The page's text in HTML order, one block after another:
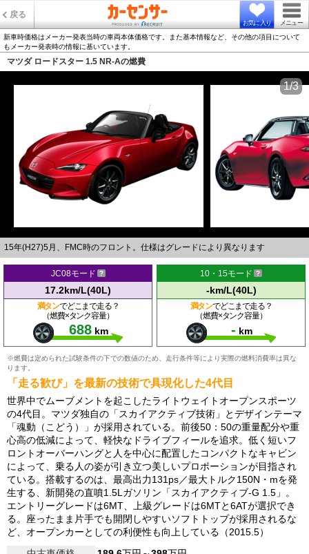
戻る
お気に入り メニュー
新車時価格はメーカー発表当時の車両本体価格です。また基本情報など、その他の項目について
もメーカー発表時の情報に基いています。
マツダ ロードスター 1.5 NR-Aの燃費
15年(H27)5月、FMC時のフロント。仕様はグレードにより異なります
1/3
JC08モード
17.2km/L(40L)
満タンでどこまで走る？
（燃費×タンク容量）
688 km
10・15モード
-km/L(40L)
満タンでどこまで走る？
（燃費×タンク容量）
- km
※燃費は定められた試験条件の下での数値のため、走行条件等により実際の燃料消費率は異な
ります。
「走る歓び」を最新の技術で具現化した4代目
世界中でムーブメントを起こしたライトウェイトオープンスポーツ
の4代目。マツダ独自の「スカイアクティブ技術」とデザインテーマ
「魂動（こどう）」が採用されている。前後50：50の重量配分や重
心高の低減によって、軽快なドライブフィールを追求。低く短いフ
ロントオーバーハングと人を中心に配置したコンパクトなキャビン
によって、乗る人の姿が引き立つ美しいプロポーションが目指され
ている。搭載するのは、最高出力131ps／最大トルク150N・mを発
生する、新開発の直噴1.5Lガソリン「スカイアクティブ-G 1.5」。
エントリーグレードは6MT、上級グレードは6MTと6ATが選択でき
る。座ったまま片手でも開閉しやすいソフトトップが採用されるな
ど、オープンカーとしての利便性も向上している（2015.5）